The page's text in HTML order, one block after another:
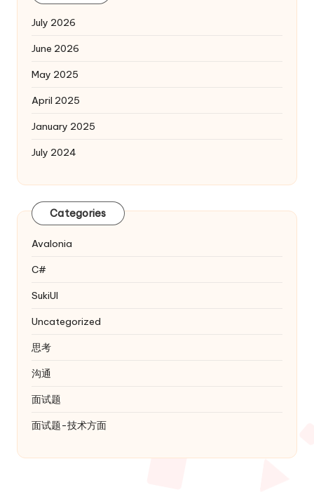
July 2026
June 2026
May 2025
April 2025
January 2025
July 2024
Categories
Avalonia
C#
SukiUI
Uncategorized
思考
沟通
面试题
面试题-技术方面